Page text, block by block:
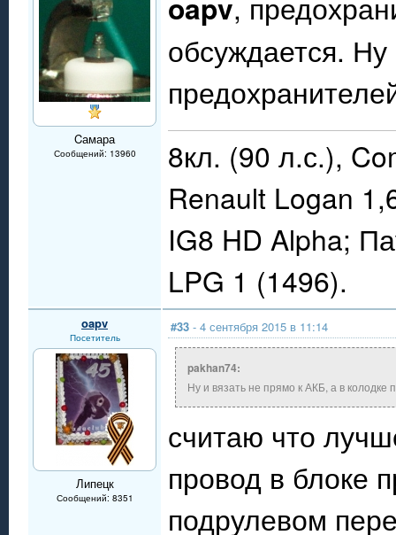
Cамара
Сообщений: 13960
обсуждается.
8кл. (90 л.с.),
Renault Logan
IG8 HD Alpha;
LPG 1 (1496).
oapv
Посетитель
Липецк
Сообщений: 8351
#33 - 4 сентября 2015 в 11:14
pakhan74:
Ну и вязать не прямо к АКБ, а в
считаю что
провод в блоке
подрулевом